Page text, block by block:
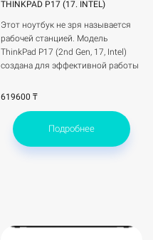
THINKPAD P17 (17. INTEL)
Этот ноутбук не зря называется
рабочей станцией. Модель
ThinkPad P17 (2nd Gen, 17, Intel)
создана для эффективной работы
619600 ₸
Подробнее